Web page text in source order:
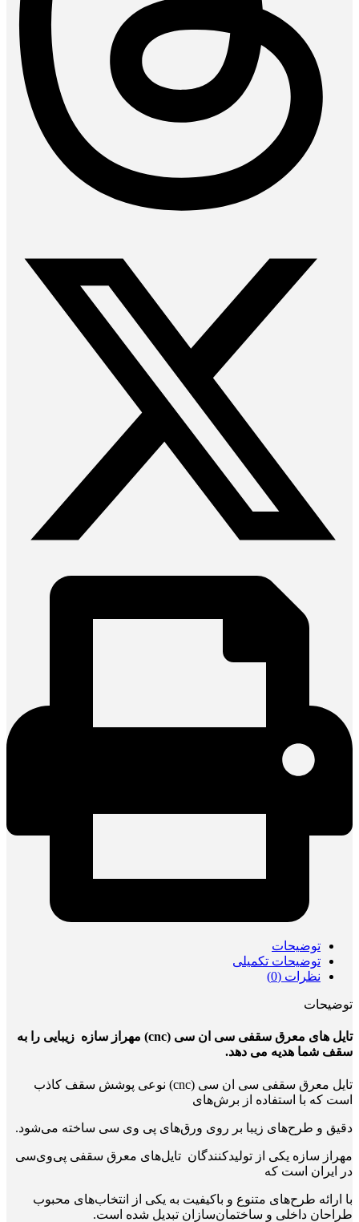
توضیحات
توضیحات تکمیلی
نظرات (0)
توضیحات
تایل های معرق سقفی سی ان سی (cnc) مهراز سازه زیبایی را به
سقف شما هدیه می دهد.
تایل معرق سقفی سی ان سی (cnc) نوعی پوشش سقف کاذب
است که با استفاده از برش‌های
دقیق و طرح‌های زیبا بر روی ورق‌های پی وی سی ساخته می‌شود.
مهراز سازه یکی از تولیدکنندگان تایل‌های معرق سقفی پی‌وی‌سی
در ایران است که
با ارائه طرح‌های متنوع و باکیفیت به یکی از انتخاب‌های محبوب
طراحان داخلی و ساختمان‌سازان تبدیل شده است.